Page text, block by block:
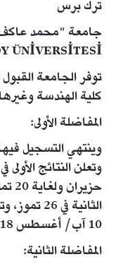
ترك برس
ÜNİVERSİTESİ
توفر الجامعة
كلية الهندسة
المفاضلة الأولى:
10 آب/ أغسطس 2018.
المفاضلة الثانية: